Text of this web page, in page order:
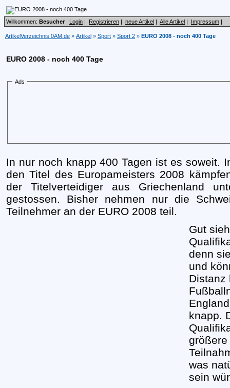
Willkommen: Besucher Login | Registrieren | neue Artikel | Alle Artikel | Impressum |
ArtikelVerzeichnis 0AM.de » Artikel » Sport » Sport 2 » EURO 2008 - noch 400 Tage
EURO 2008 - noch 400 Tage
Ads
In nur noch knapp 400 Tagen ist es soweit.
den Titel des Europameisters 2008
der Titelverteidiger aus Griechenland
gestossen. Bisher nehmen nur die
Teilnehmer an der EURO 2008 teil.
Gut
denn
und
Distanz
knapp.
was
sein